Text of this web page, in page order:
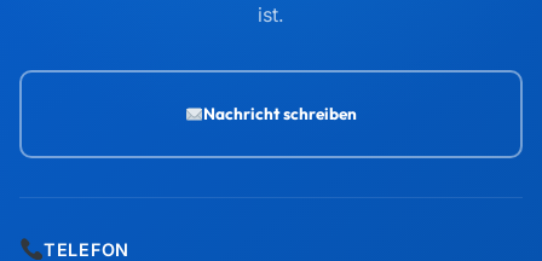
ist.
Nachricht schreiben
TELEFON